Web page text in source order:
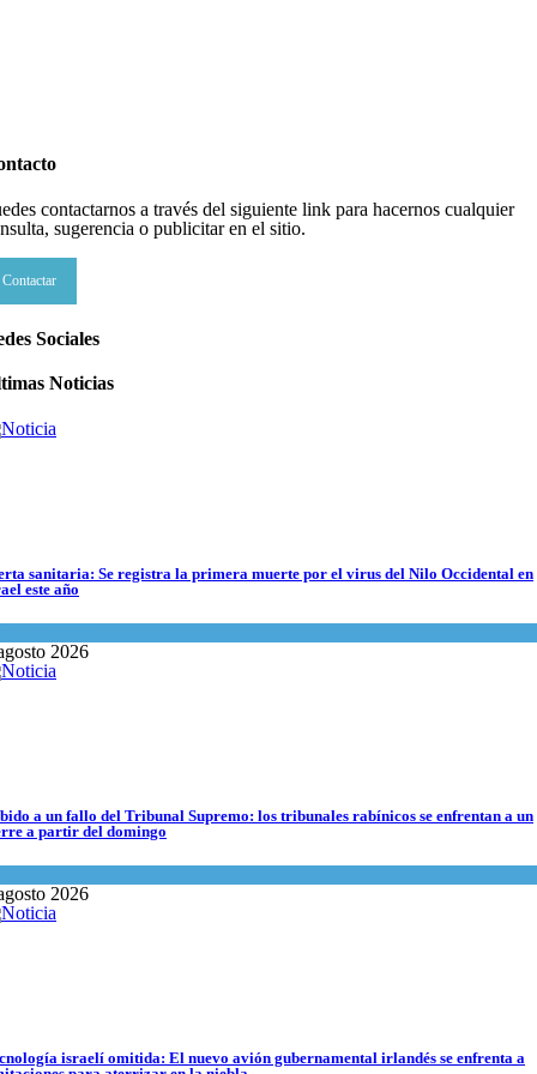
,Tema del día
2026
abuelos de Herzl son enterrados de nuevo en Jerusalem, cumpliendo así su
de la frontera: Decenas de israelíes cruzan al Líbano
2026
abuelos de Herzl son enterrados de nuevo en Jerusalem, cumpliendo así su
deseo
Judío
contactarnos a través del siguiente link para hacernos cualquier
sugerencia o publicitar en el sitio.
Contactar
Sociales
Noticias
sanitaria: Se registra la primera muerte por el virus del Nilo Occidental en
este año
2026
a un fallo del Tribunal Supremo: los tribunales rabínicos se enfrentan a un
a partir del domingo
2026
israelí omitida: El nuevo avión gubernamental irlandés se enfrenta a